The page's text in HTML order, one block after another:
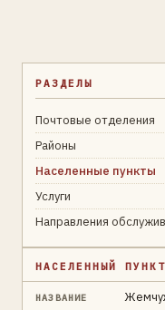
РАЗДЕЛЫ
Почтовые отделения
Районы
Населенные пункты
Услуги
Направления
НАСЕЛЕННЫЙ ПУНКТ
НАЗВАНИЕ